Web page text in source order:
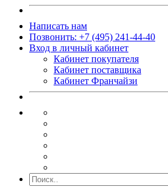
Написать нам
Позвонить: +7 (495) 241-44-40
Вход в личный кабинет
Кабинет покупателя
Кабинет поставщика
Кабинет Франчайзи